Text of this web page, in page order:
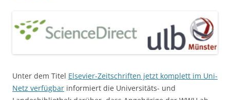
Unter dem Titel Elsevier-Zeitschriften jetzt komplett im Uni-
Netz verfügbar informiert die Universitäts- und